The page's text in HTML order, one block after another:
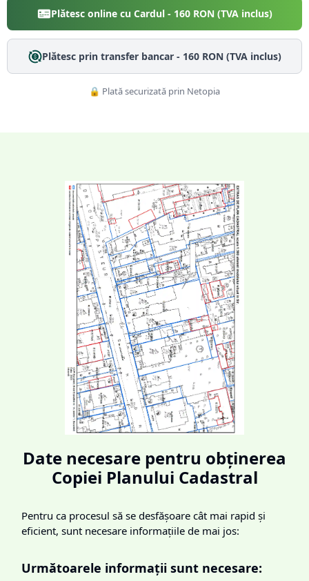
Plătesc online cu Cardul - 160RON (TVA inclus)
Plătesc prin transfer bancar - 160RON (TVA inclus)
🔒 Plată securizată prin Netopia
Date necesare pentru obținerea
Copiei Planului Cadastral
Pentru ca procesul să se desfășoare cât mai rapid și
eficient, sunt necesare informațiile de mai jos:
Următoarele informații sunt necesare: